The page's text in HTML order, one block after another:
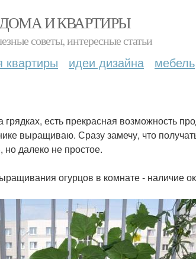
И КВАРТИРЫ
советы, интересные статьи
квартиры идеи дизайна мебель
грядках, есть прекрасная возможность
выращиваю. Сразу замечу, что
но далеко не простое.
огурцов в комнате - наличие